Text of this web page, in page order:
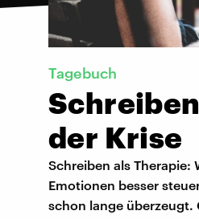
Tagebuch
der Krise
Schreiben als Therapie:
Emotionen besser
schon lange überzeugt.